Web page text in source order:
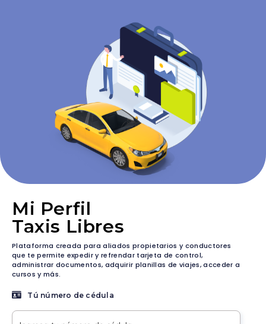
Mi Perfil
Taxis Libres
Plataforma creada para aliados propietarios y conductores
que te permite expedir y refrendar tarjeta de control,
administrar documentos, adquirir planillas de viajes, acceder a
cursos y más.
Tú número de cédula